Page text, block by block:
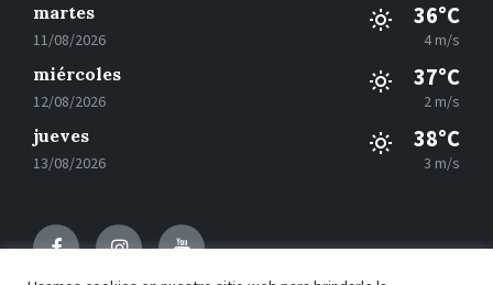
martes
11/08/2026
36°C
4 m/s
miércoles
12/08/2026
37°C
2 m/s
jueves
13/08/2026
38°C
3 m/s
FacebookInstagramYoutube